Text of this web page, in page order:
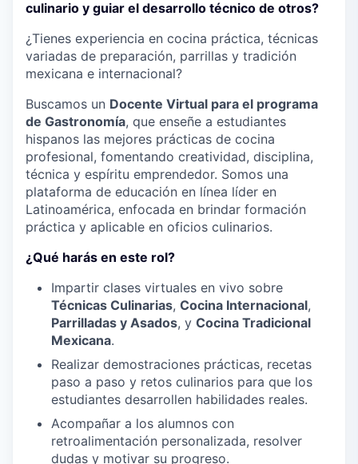
culinario y guiar el desarrollo técnico de otros?
¿Tienes experiencia en cocina práctica, técnicas
variadas de preparación, parrillas y tradición
mexicana e internacional?
Buscamos un Docente Virtual para el programa
de Gastronomía, que enseñe a estudiantes
hispanos las mejores prácticas de cocina
profesional, fomentando creatividad, disciplina,
técnica y espíritu emprendedor. Somos una
plataforma de educación en línea líder en
Latinoamérica, enfocada en brindar formación
práctica y aplicable en oficios culinarios.
¿Qué harás en este rol?
Impartir clases virtuales en vivo sobre
Técnicas Culinarias, Cocina Internacional,
Parrilladas y Asados, y Cocina Tradicional
Mexicana.
Realizar demostraciones prácticas, recetas
paso a paso y retos culinarios para que los
estudiantes desarrollen habilidades reales.
Acompañar a los alumnos con
retroalimentación personalizada, resolver
dudas y motivar su progreso.